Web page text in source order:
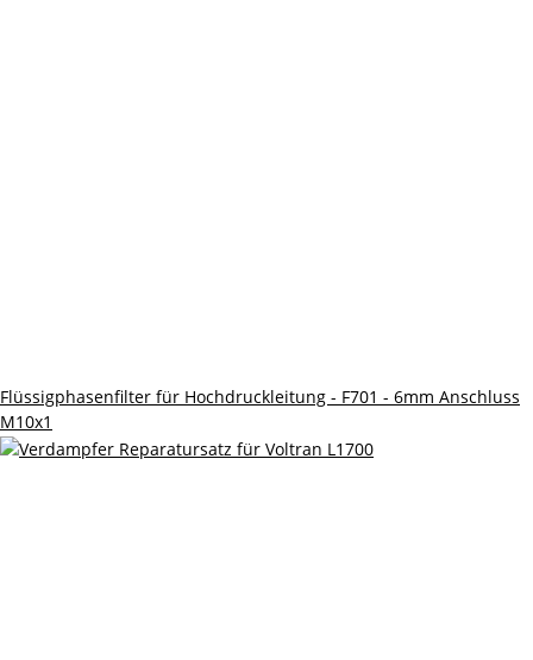
Flüssigphasenfilter für Hochdruckleitung - F701 - 6mm Anschluss
M10x1